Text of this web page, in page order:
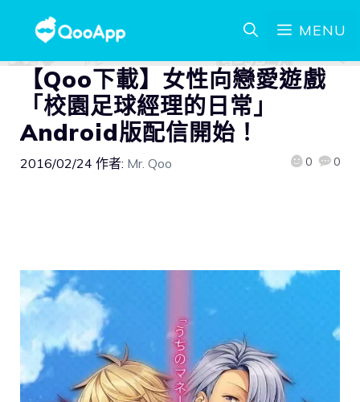
MENU
【Qoo下載】女性向戀愛遊戲
「校園足球經理的日常」
Android版配信開始！
2016/02/24 作者: Mr. Qoo 0 0